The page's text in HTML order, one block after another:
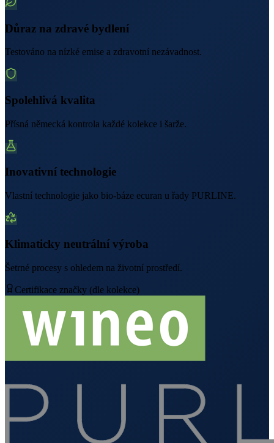
Důraz na zdravé bydlení
Testováno na nízké emise a zdravotní nezávadnost.
Spolehlivá kvalita
Přísná německá kontrola každé kolekce i šarže.
Inovativní technologie
Vlastní technologie jako bio-báze ecuran u řady PURLINE.
Klimaticky neutrální výroba
Šetrné procesy s ohledem na životní prostředí.
Certifikace značky (dle kolekce)